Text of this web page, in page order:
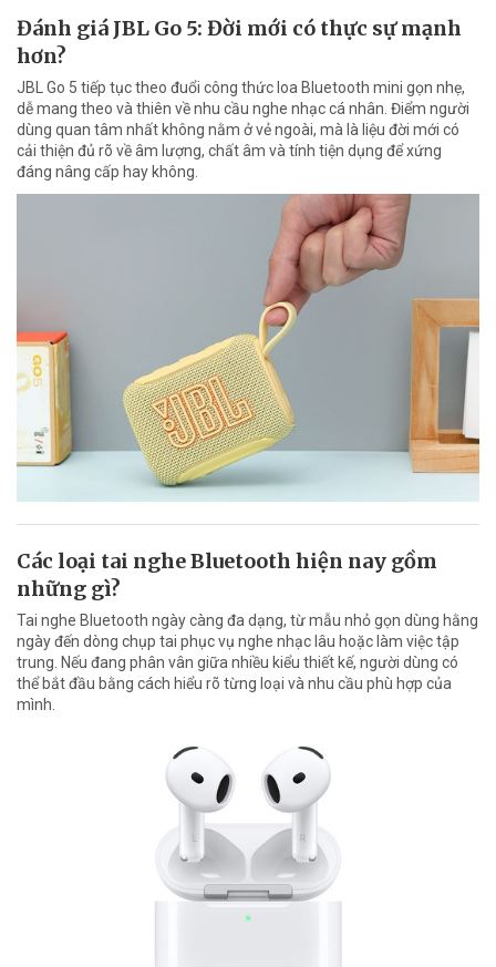
Đánh giá JBL Go 5: Đời mới có thực sự mạnh
hơn?
JBL Go 5 tiếp tục theo đuổi công thức loa Bluetooth mini gọn nhẹ,
dễ mang theo và thiên về nhu cầu nghe nhạc cá nhân. Điểm người
dùng quan tâm nhất không nằm ở vẻ ngoài, mà là liệu đời mới có
cải thiện đủ rõ về âm lượng, chất âm và tính tiện dụng để xứng
đáng nâng cấp hay không.
Các loại tai nghe Bluetooth hiện nay gồm
những gì?
Tai nghe Bluetooth ngày càng đa dạng, từ mẫu nhỏ gọn dùng hằng
ngày đến dòng chụp tai phục vụ nghe nhạc lâu hoặc làm việc tập
trung. Nếu đang phân vân giữa nhiều kiểu thiết kế, người dùng có
thể bắt đầu bằng cách hiểu rõ từng loại và nhu cầu phù hợp của
mình.